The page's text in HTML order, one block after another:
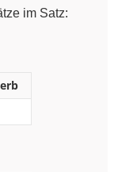
im Satz: